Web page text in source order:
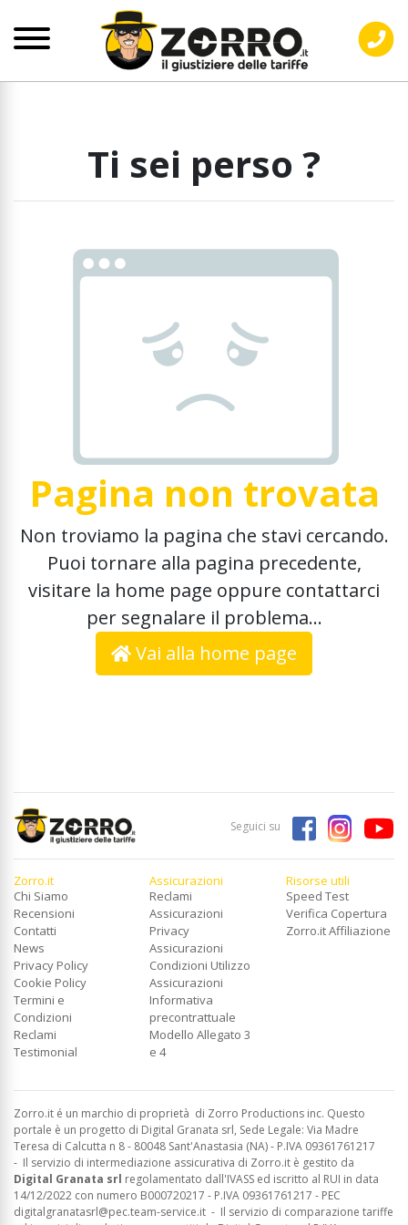
Ti sei perso ?
Pagina non trovata
Non troviamo la pagina che stavi cercando.
Puoi tornare alla pagina precedente,
visitare la home page oppure contattarci
per segnalare il problema...
Vai alla home page
Seguici su
Zorro.it
Chi Siamo
Recensioni
Contatti
News
Privacy Policy
Cookie Policy
Termini e
Condizioni
Reclami
Testimonial
Assicurazioni
Reclami
Assicurazioni
Privacy
Assicurazioni
Condizioni Utilizzo
Assicurazioni
Informativa
precontrattuale
Modello Allegato 3
e 4
Risorse utili
Speed Test
Verifica Copertura
Zorro.it Affiliazione
Zorro.it é un marchio di proprietà di Zorro Productions inc. Questo
portale è un progetto di Digital Granata srl, Sede Legale: Via Madre
Teresa di Calcutta n 8 - 80048 Sant'Anastasia (NA) - P.IVA 09361761217
- Il servizio di intermediazione assicurativa di Zorro.it è gestito da
Digital Granata srl regolamentato dall'IVASS ed iscritto al RUI in data
14/12/2022 con numero B000720217 - P.IVA 09361761217 - PEC
digitalgranatasrl@pec.team-service.it - Il servizio di comparazione tariffe